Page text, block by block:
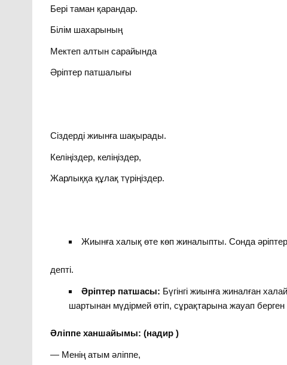
Бері таман қарандар.
Білім шахарының
Мектеп алтын сарайында
Әріптер патшалығы
Сіздерді жиынға шақырады.
Келіңіздер, келіңіздер,
Жарлыққа құлақ түріңіздер.
Жиынға халық өте көп жиналыпты. Сонда
депті.
Әріптер патшасы: Бүгінгі жиынға жиналған
шартынан мүдірмей өтіп, сұрақтарына жауап
Әліппе ханшайымы: (надир )
— Менің атым әліппе,